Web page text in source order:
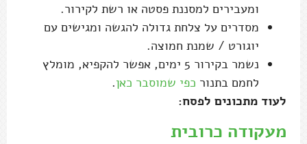
ומעבירים למסננת פסטה או רשת לקירור.
מסדרים על צלחת גדולה להגשה ומגישים עם
יוגורט / שמנת חמוצה.
נשמר בקירור 5 ימים, אפשר להקפיא, מומלץ
לחמם בתנור כפי שמוסבר כאן.
לעוד מתכונים לפסח:
מעקודה כרובית